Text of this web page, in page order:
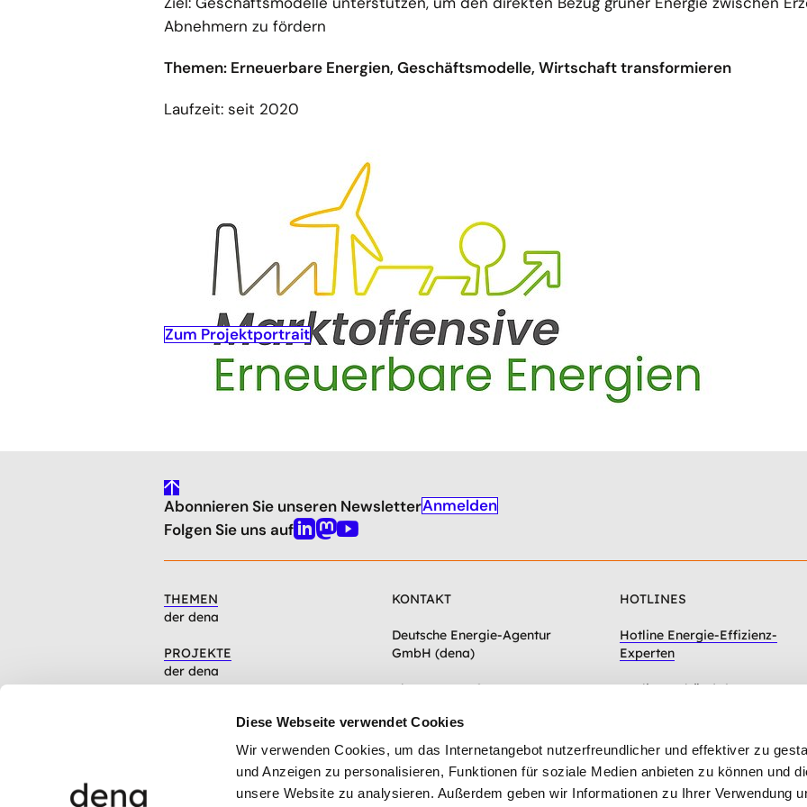
Diese Webseite verwendet Cookies
Wir verwenden Cookies, um das Internetangebot nutzerfreundlicher und effektiver zu
und Anzeigen zu personalisieren, Funktionen für soziale Medien anbieten zu können und
unsere Website zu analysieren. Außerdem geben wir Informationen zu Ihrer Verwendung
Abnehmern zu fördern
Themen: Erneuerbare Energien, Geschäftsmodelle, Wirtschaft transformieren
Laufzeit: seit 2020
Zum Projektportrait
gehe
nach
oben
Abonnieren Sie unseren NewsletterAnmelden
Folgen Sie uns aufLinkedin
Mastodon
Youtube
THEMEN
der dena
PROJEKTE
der dena
Artikel, Events, Presse
Mission, Organisation, Jobs
KONTAKT
Deutsche Energie-Agentur
GmbH (dena)
Chausseestraße 128a
Zum Kontaktformular
HOTLINES
Hotline Energie-Effizienz-
Experten
Hotline Gebäudeforum